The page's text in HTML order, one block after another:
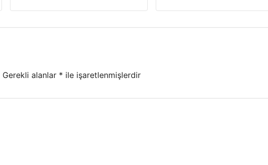
Gerekli alanlar * ile işaretlenmişlerdir